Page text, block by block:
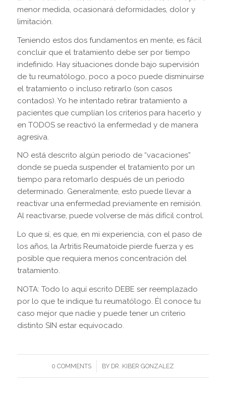
menor medida, ocasionará deformidades, dolor y
limitación.
Teniendo estos dos fundamentos en mente, es fácil
concluir que el tratamiento debe ser por tiempo
indefinido. Hay situaciones donde bajo supervisión
de tu reumatólogo, poco a poco puede disminuirse
el tratamiento o incluso retirarlo (son casos
contados). Yo he intentado retirar tratamiento a
pacientes que cumplían los criterios para hacerlo y
en TODOS se reactivó la enfermedad y de manera
agresiva.
NO está descrito algún periodo de “vacaciones”
donde se pueda suspender el tratamiento por un
tiempo para retomarlo después de un periodo
determinado. Generalmente, esto puede llevar a
reactivar una enfermedad previamente en remisión.
Al reactivarse, puede volverse de más difícil control.
Lo que sí, es que, en mi experiencia, con el paso de
los años, la Artritis Reumatoide pierde fuerza y es
posible que requiera menos concentración del
tratamiento.
NOTA: Todo lo aquí escrito DEBE ser reemplazado
por lo que te indique tu reumatólogo. Él conoce tu
caso mejor que nadie y puede tener un criterio
distinto SIN estar equivocado.
0 COMMENTS
/ BY DR. KIBER GONZALEZ